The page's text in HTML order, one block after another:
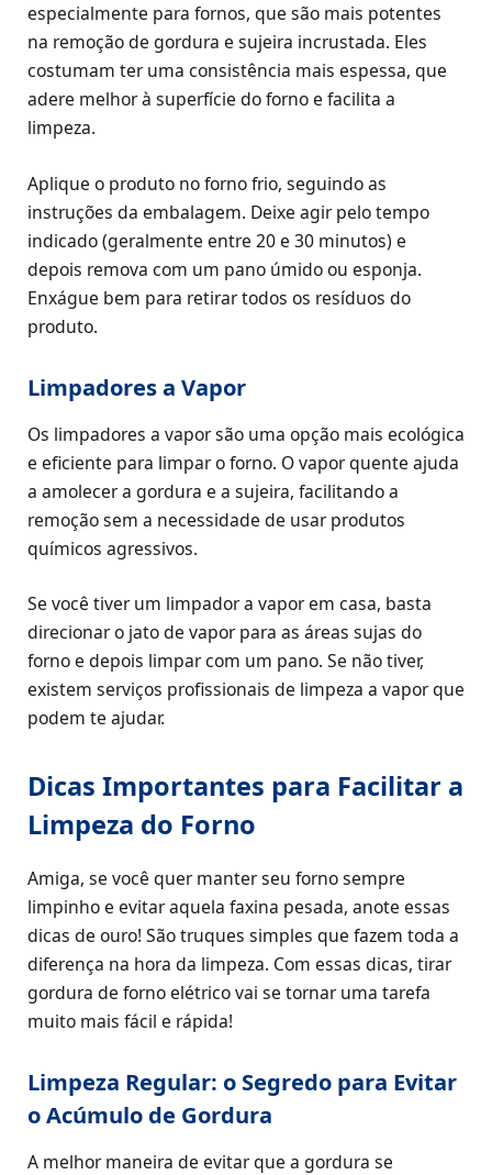
especialmente para fornos, que são mais potentes
na remoção de gordura e sujeira incrustada. Eles
costumam ter uma consistência mais espessa, que
adere melhor à superfície do forno e facilita a
limpeza.
Aplique o produto no forno frio, seguindo as
instruções da embalagem. Deixe agir pelo tempo
indicado (geralmente entre 20 e 30 minutos) e
depois remova com um pano úmido ou esponja.
Enxágue bem para retirar todos os resíduos do
produto.
Limpadores a Vapor
Os limpadores a vapor são uma opção mais ecológica
e eficiente para limpar o forno. O vapor quente ajuda
a amolecer a gordura e a sujeira, facilitando a
remoção sem a necessidade de usar produtos
químicos agressivos.
Se você tiver um limpador a vapor em casa, basta
direcionar o jato de vapor para as áreas sujas do
forno e depois limpar com um pano. Se não tiver,
existem serviços profissionais de limpeza a vapor que
podem te ajudar.
Dicas Importantes para Facilitar a
Limpeza do Forno
Amiga, se você quer manter seu forno sempre
limpinho e evitar aquela faxina pesada, anote essas
dicas de ouro! São truques simples que fazem toda a
diferença na hora da limpeza. Com essas dicas, tirar
gordura de forno elétrico vai se tornar uma tarefa
muito mais fácil e rápida!
Limpeza Regular: o Segredo para Evitar
o Acúmulo de Gordura
A melhor maneira de evitar que a gordura se